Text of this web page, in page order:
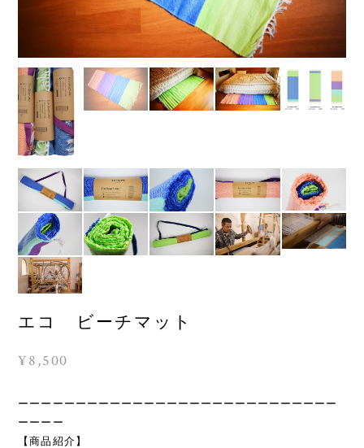
エコ ビーチマット
¥8,500
ーーーーーーーーーーーーーーーーーーーーーーーーーーーー
ーーーー
【商品紹介】